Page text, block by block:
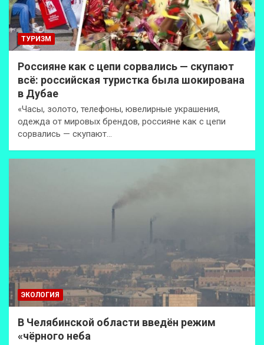
ТУРИЗМ
Россияне как с цепи сорвались — скупают
всё: российская туристка была шокирована
в Дубае
«Часы, золото, телефоны, ювелирные украшения,
одежда от мировых брендов, россияне как с цепи
сорвались — скупают…
ЭКОЛОГИЯ
В Челябинской области введён режим
«чёрного неба